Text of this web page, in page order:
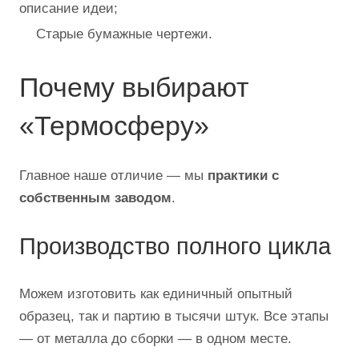
описание идеи;
Старые бумажные чертежи.
Почему выбирают
«Термосферу»
Главное наше отличие — мы практики с
собственным заводом.
Производство полного цикла
Можем изготовить как единичный опытный
образец, так и партию в тысячи штук. Все этапы
— от металла до сборки — в одном месте.